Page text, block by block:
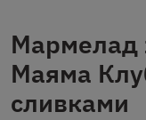
Мармелад
Маяма
сливками